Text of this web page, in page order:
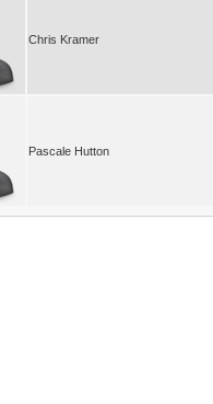
Chris Kramer
Pascale Hutton